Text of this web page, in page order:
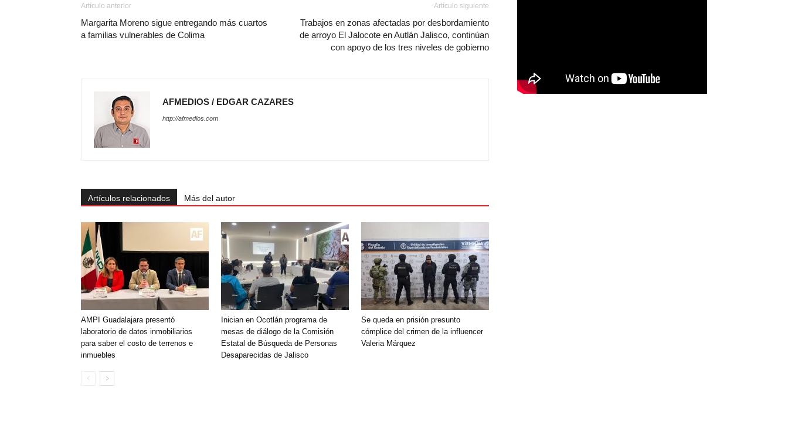
Artículo anterior
Margarita Moreno sigue entregando más cuartos
a familias vulnerables de Colima
Artículo siguiente
Trabajos en zonas afectadas por desbordamiento
de arroyo El Jalocote en Autlán Jalisco, continúan
con apoyo de los tres niveles de gobierno
AFMEDIOS / EDGAR CAZARES
http://afmedios.com
Artículos relacionados Más del autor
AMPI Guadalajara presentó
laboratorio de datos inmobiliarios
para saber el costo de terrenos e
inmuebles
Inician en Ocotlán programa de
mesas de diálogo de la Comisión
Estatal de Búsqueda de Personas
Desaparecidas de Jalisco
Se queda en prisión presunto
cómplice del crimen de la influencer
Valeria Márquez